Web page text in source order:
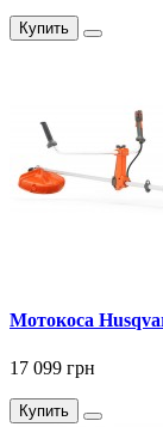
Купить
Мотокоса
17 099 грн
Купить